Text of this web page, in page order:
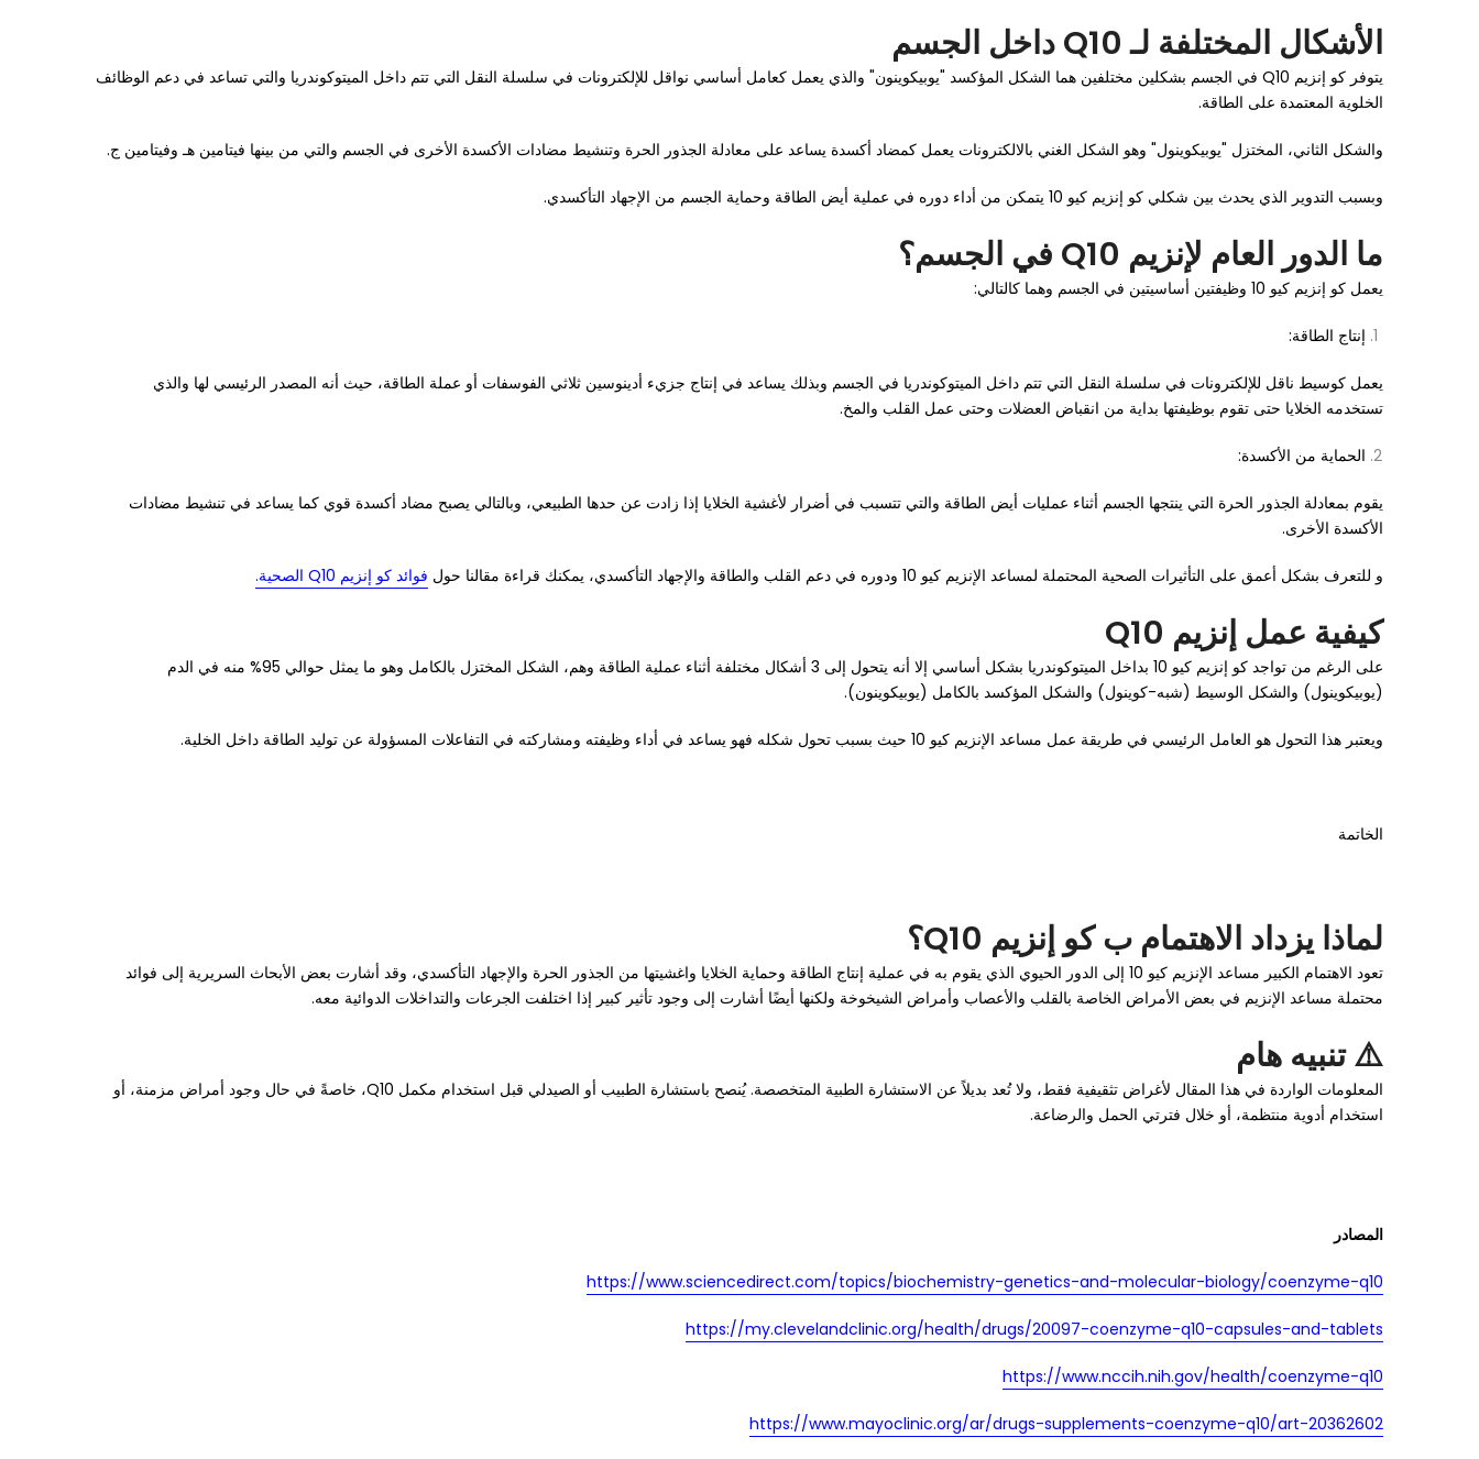
الأشكال المختلفة لـ Q10 داخل الجسم
يتوفر كو إنزيم Q10 في الجسم بشكلين مختلفين هما الشكل المؤكسد "يوبيكوينون" والذي يعمل كعامل أساسي نواقل للإلكترونات في سلسلة النقل التي تتم داخل الميتوكوندريا والتي تساعد في دعم الوظائف
الخلوية المعتمدة على الطاقة.
والشكل الثاني، المختزل "يوبيكوينول" وهو الشكل الغني بالالكترونات يعمل كمضاد أكسدة يساعد على معادلة الجذور الحرة وتنشيط مضادات الأكسدة الأخرى في الجسم والتي من بينها فيتامين هـ وفيتامين ج.
وبسبب التدوير الذي يحدث بين شكلي كو إنزيم كيو 10 يتمكن من أداء دوره في عملية أيض الطاقة وحماية الجسم من الإجهاد التأكسدي.
ما الدور العام لإنزيم Q10 في الجسم؟
يعمل كو إنزيم كيو 10 وظيفتين أساسيتين في الجسم وهما كالتالي:
إنتاج الطاقة:
يعمل كوسيط ناقل للإلكترونات في سلسلة النقل التي تتم داخل الميتوكوندريا في الجسم وبذلك يساعد في إنتاج جزيء أدينوسين ثلاثي الفوسفات أو عملة الطاقة، حيث أنه المصدر الرئيسي لها والذي
تستخدمه الخلايا حتى تقوم بوظيفتها بداية من انقباض العضلات وحتى عمل القلب والمخ.
الحماية من الأكسدة:
يقوم بمعادلة الجذور الحرة التي ينتجها الجسم أثناء عمليات أيض الطاقة والتي تتسبب في أضرار لأغشية الخلايا إذا زادت عن حدها الطبيعي، وبالتالي يصبح مضاد أكسدة قوي كما يساعد في تنشيط مضادات
الأكسدة الأخرى.
و للتعرف بشكل أعمق على التأثيرات الصحية المحتملة لمساعد الإنزيم كيو 10 ودوره في دعم القلب والطاقة والإجهاد التأكسدي، يمكنك قراءة مقالنا حول فوائد كو إنزيم Q10 الصحية .
كيفية عمل إنزيم Q10
على الرغم من تواجد كو إنزيم كيو 10 بداخل الميتوكوندريا بشكل أساسي إلا أنه يتحول إلى 3 أشكال مختلفة أثناء عملية الطاقة وهم، الشكل المختزل بالكامل وهو ما يمثل حوالي 95% منه في الدم
(يوبيكوينول) والشكل الوسيط (شبه-كوينول) والشكل المؤكسد بالكامل (يوبيكوينون).
ويعتبر هذا التحول هو العامل الرئيسي في طريقة عمل مساعد الإنزيم كيو 10 حيث بسبب تحول شكله فهو يساعد في أداء وظيفته ومشاركته في التفاعلات المسؤولة عن توليد الطاقة داخل الخلية.
الخاتمة
لماذا يزداد الاهتمام ب كو إنزيم Q10؟
تعود الاهتمام الكبير مساعد الإنزيم كيو 10 إلى الدور الحيوي الذي يقوم به في عملية إنتاج الطاقة وحماية الخلايا واغشيتها من الجذور الحرة والإجهاد التأكسدي، وقد أشارت بعض الأبحاث السريرية إلى فوائد
محتملة مساعد الإنزيم في بعض الأمراض الخاصة بالقلب والأعصاب وأمراض الشيخوخة ولكنها أيضًا أشارت إلى وجود تأثير كبير إذا اختلفت الجرعات والتداخلات الدوائية معه.
⚠️ تنبيه هام
المعلومات الواردة في هذا المقال لأغراض تثقيفية فقط، ولا تُعد بديلاً عن الاستشارة الطبية المتخصصة. يُنصح باستشارة الطبيب أو الصيدلي قبل استخدام مكمل Q10، خاصةً في حال وجود أمراض مزمنة، أو
استخدام أدوية منتظمة، أو خلال فترتي الحمل والرضاعة.
المصادر
https://www.sciencedirect.com/topics/biochemistry-genetics-and-molecular-biology/coenzyme-q10
https://my.clevelandclinic.org/health/drugs/20097-coenzyme-q10-capsules-and-tablets
https://www.nccih.nih.gov/health/coenzyme-q10
https://www.mayoclinic.org/ar/drugs-supplements-coenzyme-q10/art-20362602